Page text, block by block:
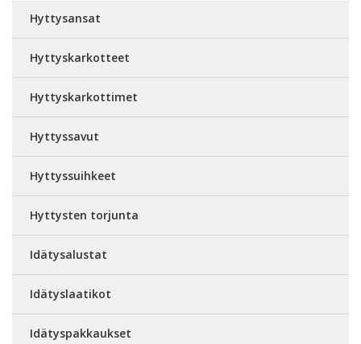
Hyttysansat
Hyttyskarkotteet
Hyttyskarkottimet
Hyttyssavut
Hyttyssuihkeet
Hyttysten torjunta
Idätysalustat
Idätyslaatikot
Idätyspakkaukset